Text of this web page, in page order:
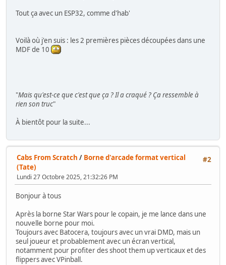
Tout ça avec un ESP32, comme d'hab'
Voilà où j'en suis : les 2 premières pièces découpées dans une
MDF de 10
"Mais qu'est-ce que c'est que ça ? Il a craqué ? Ça ressemble à
rien son truc"
À bientôt pour la suite...
#2
Cabs From Scratch / Borne d'arcade format vertical
(Tate)
Lundi 27 Octobre 2025, 21:32:26 PM
Bonjour à tous
Après la borne Star Wars pour le copain, je me lance dans une
nouvelle borne pour moi.
Toujours avec Batocera, toujours avec un vrai DMD, mais un
seul joueur et probablement avec un écran vertical,
notamment pour profiter des shoot them up verticaux et des
flippers avec VPinball.